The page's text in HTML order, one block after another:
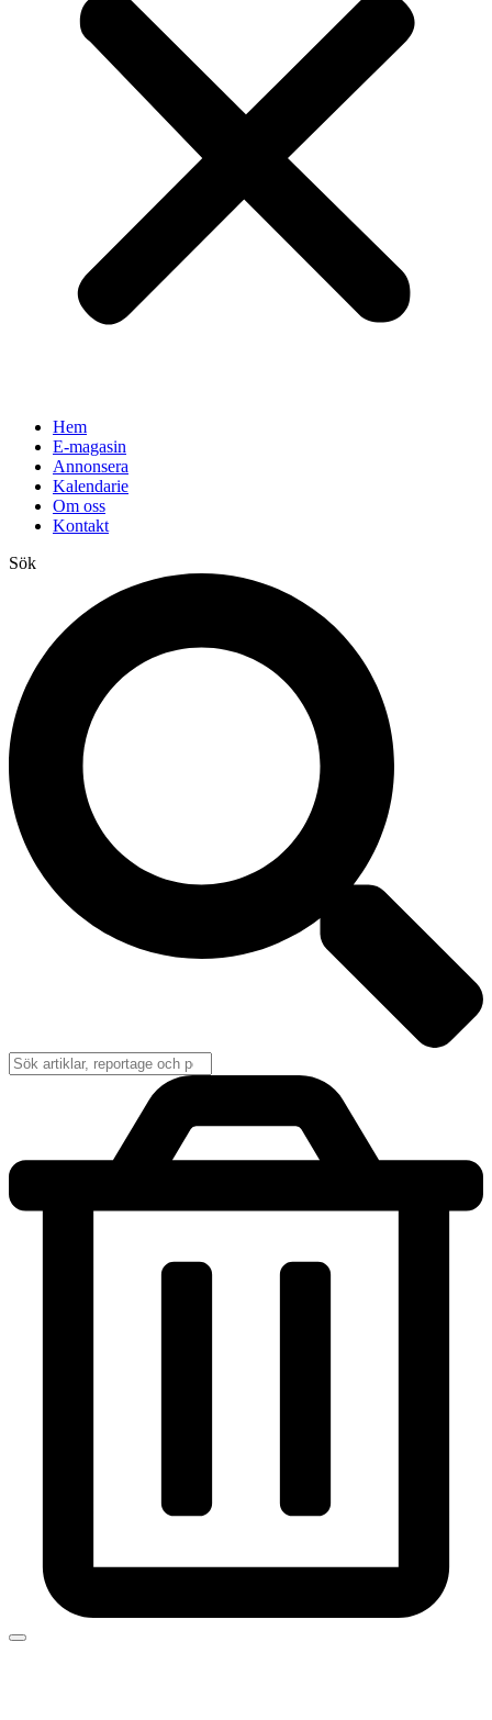
Hem
E-magasin
Annonsera
Kalendarie
Om oss
Kontakt
Sök